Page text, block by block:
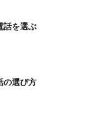
話を選ぶ
の選び方